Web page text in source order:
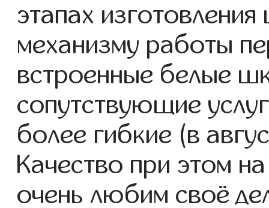
этапах
механизму работы
встроенные белые
сопутствующие
более гибкие (в
Качество при этом
очень любим своё